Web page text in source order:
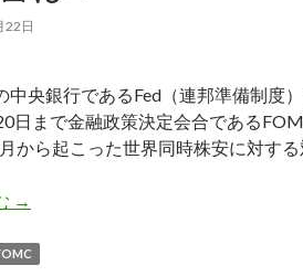
22日
中央銀行であるFed（連邦準備制度
日まで金融政策決定会合である
から起こった世界同時株安に対する
3月FOMCは量的引き締めの停止を
→